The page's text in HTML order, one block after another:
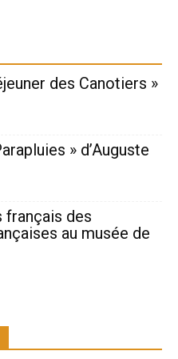
des Canotiers »
» d’Auguste
français des
au musée de